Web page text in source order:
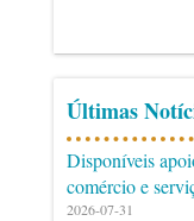
Últimas
Disponíveis
comércio e
2026-07-31